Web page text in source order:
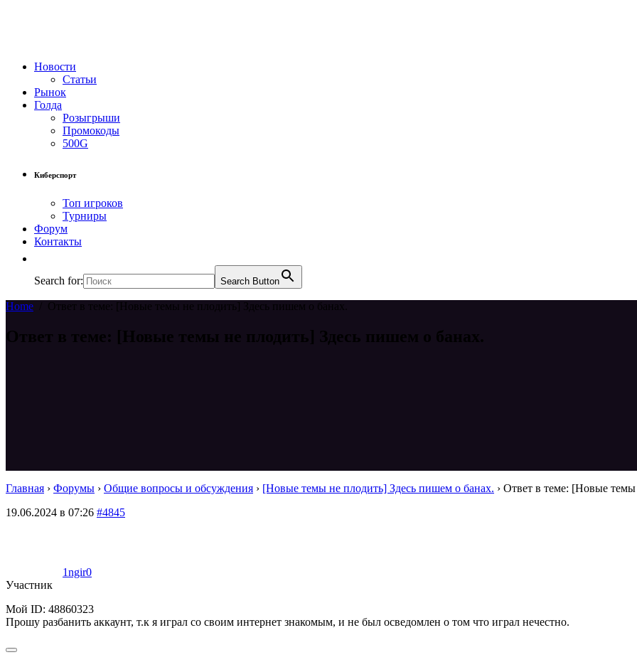
Новости
Статьи
Рынок
Голда
Розыгрыши
Промокоды
500G
Киберспорт
Топ игроков
Турниры
Форум
Контакты
Search for: Search Button
Home Ответ в теме: [Новые темы не плодить] Здесь пишем о банах.
Ответ в теме: [Новые темы не плодить] Здесь пишем о банах.
Главная › Форумы › Общие вопросы и обсуждения › [Новые темы не плодить] Здесь пишем о банах. › Ответ в теме: [Новые
19.06.2024 в 07:26 #4845
1ngir0
Участник
Мой ID: 48860323
Прошу разбанить аккаунт, т.к я играл со своим интернет знакомым, и не был осведомлен о том что играл нечестно.